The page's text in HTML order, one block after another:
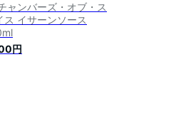
ャンバーズ・オブ・ス
ス イサーンソース
円